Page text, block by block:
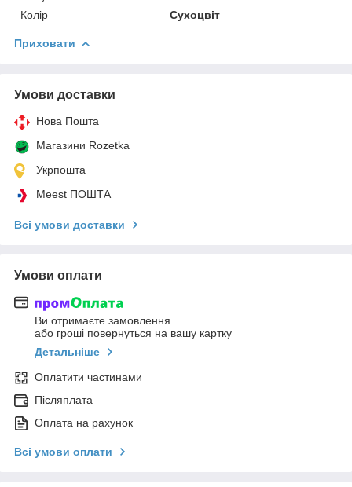
Колір
Сухоцвіт
Приховати
Умови доставки
Нова Пошта
Магазини Rozetka
Укрпошта
Meest ПОШТА
Всі умови доставки
Умови оплати
Ви отримаєте замовлення
або гроші повернуться на вашу картку
Детальніше
Оплатити частинами
Післяплата
Оплата на рахунок
Всі умови оплати